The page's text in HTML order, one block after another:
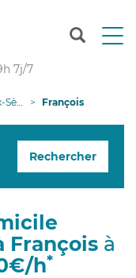
T
n
g
i
7j/7
François
Rechercher
François à
h*